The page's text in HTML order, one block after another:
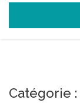
Catégorie :